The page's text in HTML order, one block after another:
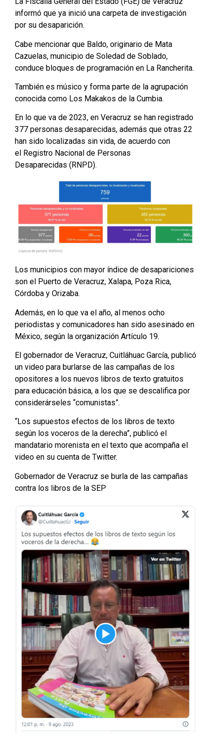
informó que ya inició una carpeta de investigación
por su desaparición.
Cabe mencionar que Baldo, originario de Mata
Cazuelas, municipio de Soledad de Soblado,
conduce bloques de programación en La Rancherita.
También es músico y forma parte de la agrupación
conocida como Los Makakos de la Cumbia.
En lo que va de 2023, en Veracruz se han registrado
377 personas desaparecidas, además que otras 22
han sido localizadas sin vida, de acuerdo con
el Registro Nacional de Personas
Desaparecidas (RNPD).
Los municipios con mayor índice de desapariciones
son el Puerto de Veracruz, Xalapa, Poza Rica,
Córdoba y Orizaba.
Además, en lo que va el año, al menos ocho
periodistas y comunicadores han sido asesinado en
México, según la organización Artículo 19.
El gobernador de Veracruz, Cuitláhuac García, publicó
un video para burlarse de las campañas de los
opositores a los nuevos libros de texto gratuitos
para educación básica, a los que se descalifica por
considerárseles “comunistas”.
“Los supuestos efectos de los libros de texto
según los voceros de la derecha”, publicó el
mandatario morenista en el texto que acompaña el
video en su cuenta de Twitter.
Gobernador de Veracruz se burla de las campañas
contra los libros de la SEP